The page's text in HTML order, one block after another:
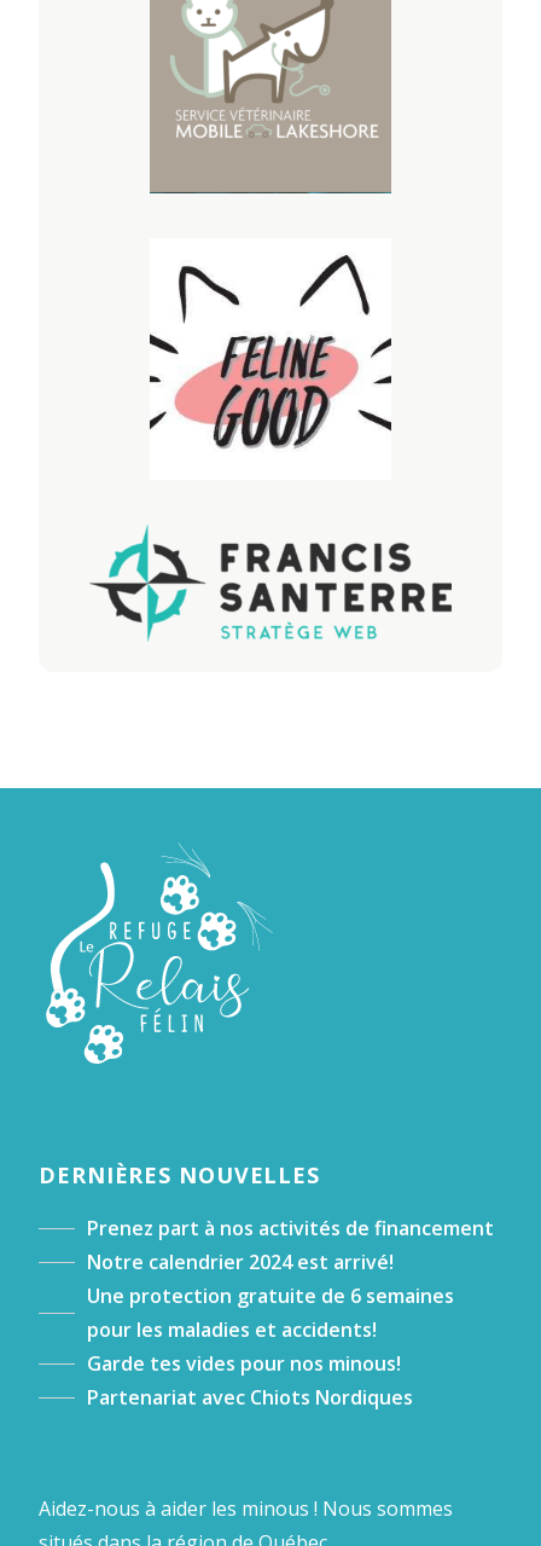
DERNIÈRES NOUVELLES
Prenez part à nos activités de financement
Notre calendrier 2024 est arrivé!
Une protection gratuite de 6 semaines
pour les maladies et accidents!
Garde tes vides pour nos minous!
Partenariat avec Chiots Nordiques
Aidez-nous à aider les minous ! Nous sommes